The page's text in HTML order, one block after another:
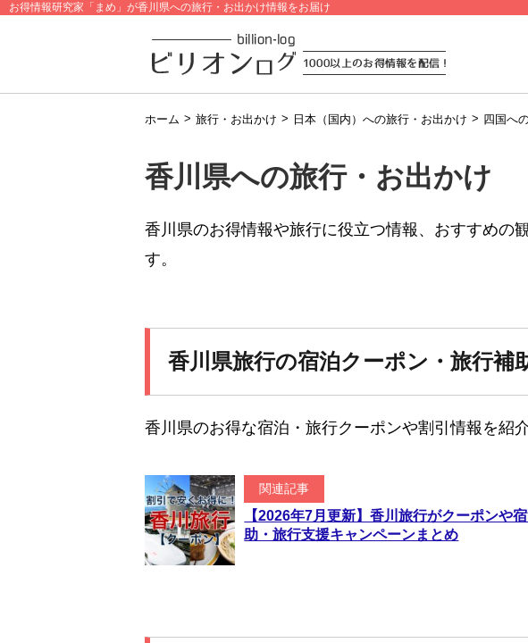
お得情報研究家「まめ」が香川県への旅行・お出かけ情報をお届け
ホーム > 旅行・お出かけ > 日本（国内）への旅行・お出かけ > 四国へ
香川県への旅行・お出かけ
香川県のお得情報や旅行に役立つ情報、おすすめの
す。
香川県旅行の宿泊クーポン・旅行補
香川県のお得な宿泊・旅行クーポンや割引情報を紹
関連記事
【2026年7月更新】香川旅行がクーポンや
助・旅行支援キャンペーンまとめ